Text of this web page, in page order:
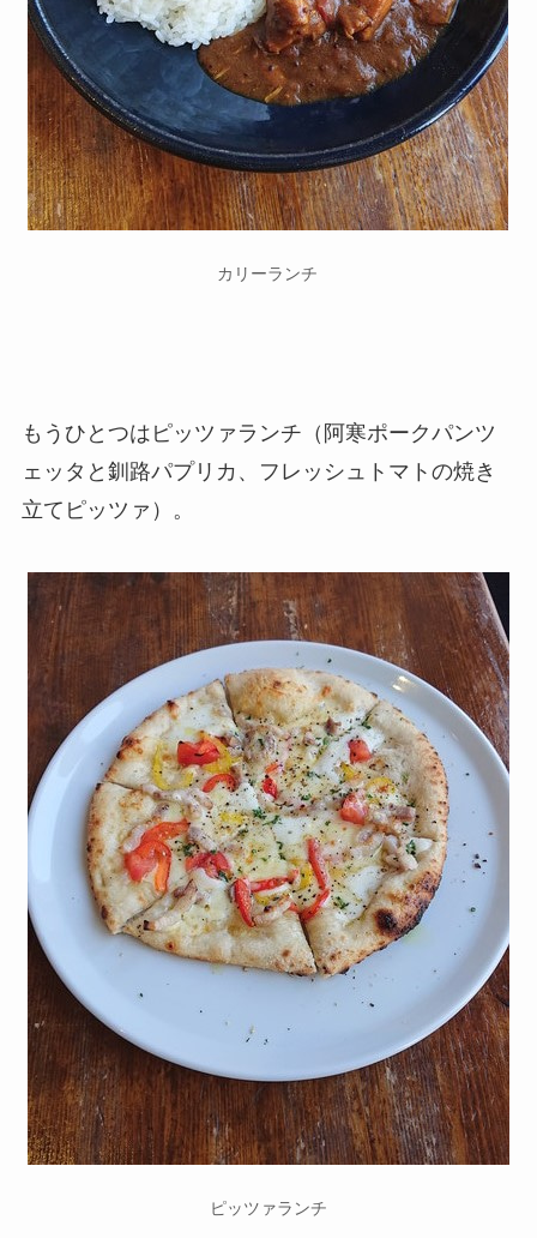
カリーランチ
もうひとつはピッツァランチ（阿寒ポークパンツ
ェッタと釧路パプリカ、フレッシュトマトの焼き
立てピッツァ）。
ピッツァランチ